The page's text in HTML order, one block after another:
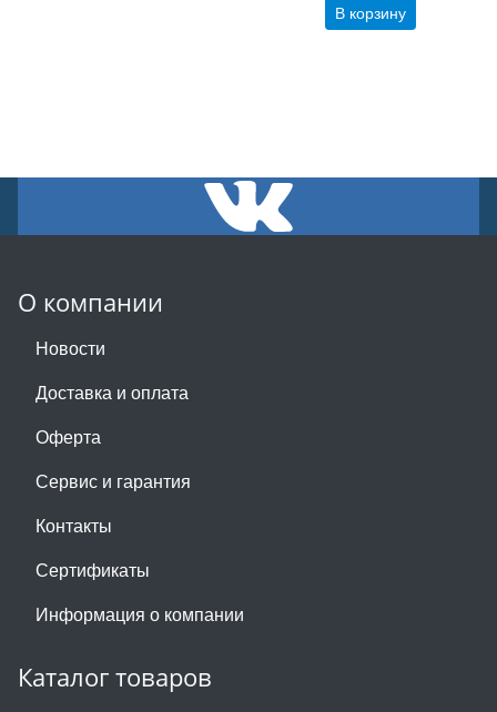
В корзину
О компании
Новости
Доставка и оплата
Оферта
Сервис и гарантия
Контакты
Сертификаты
Информация о компании
Каталог товаров